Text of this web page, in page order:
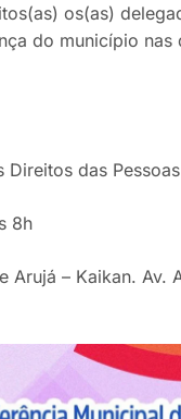
os(as)
do município
das
8h
Arujá – Kaikan.